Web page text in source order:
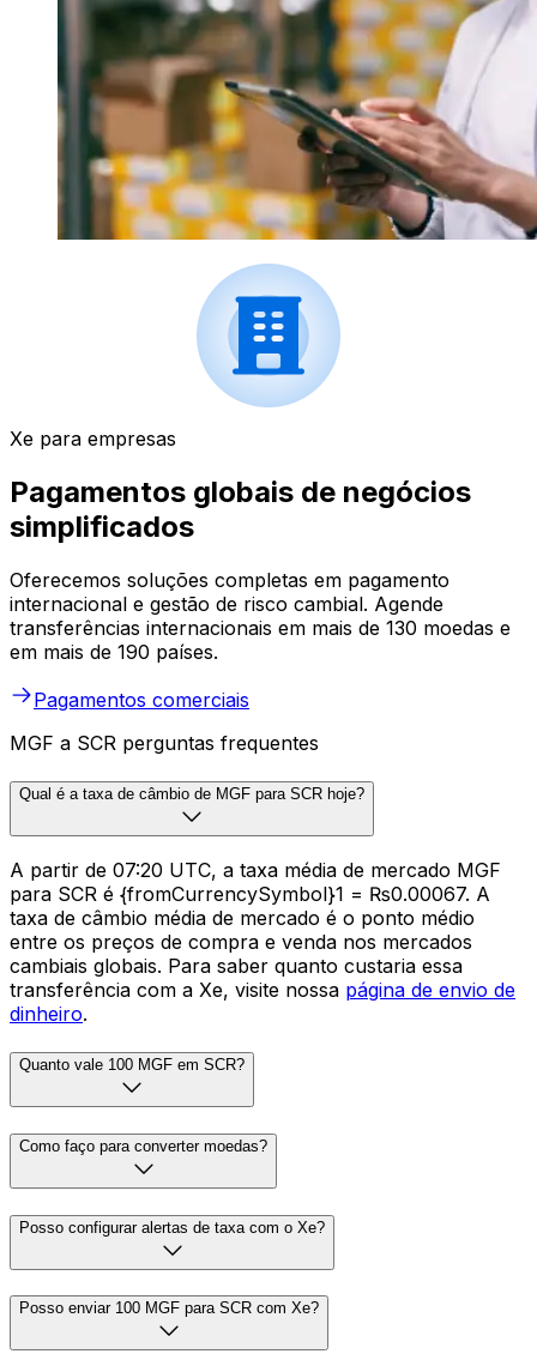
Xe para empresas
Pagamentos globais de negócios
simplificados
Oferecemos soluções completas em pagamento
internacional e gestão de risco cambial. Agende
transferências internacionais em mais de 130 moedas e
em mais de 190 países.
Pagamentos comerciais
MGF a SCR perguntas frequentes
Qual é a taxa de câmbio de MGF para SCR hoje?
A partir de 07:20 UTC, a taxa média de mercado MGF
para SCR é {fromCurrencySymbol}1 = ₨0.00067. A
taxa de câmbio média de mercado é o ponto médio
entre os preços de compra e venda nos mercados
cambiais globais. Para saber quanto custaria essa
transferência com a Xe, visite nossa página de envio de
dinheiro.
Quanto vale 100 MGF em SCR?
Como faço para converter moedas?
Posso configurar alertas de taxa com o Xe?
Posso enviar 100 MGF para SCR com Xe?